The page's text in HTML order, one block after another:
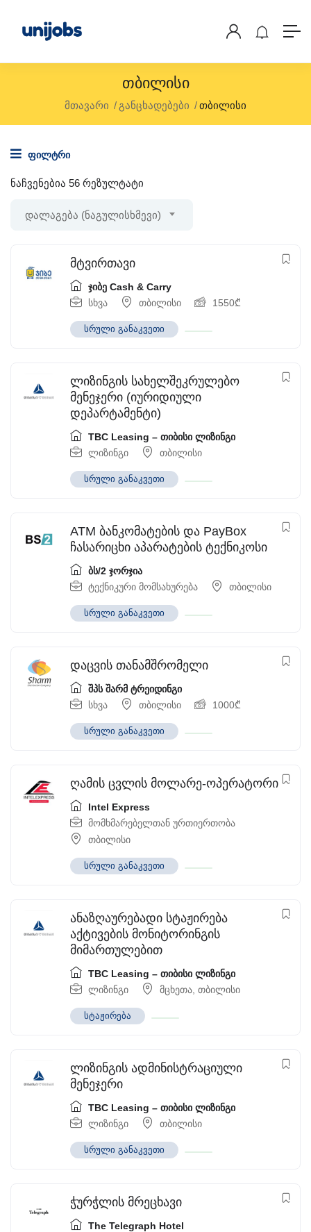
Თბილისი
მთავარი განცხადებები თბილისი
ფილტრი
ნაჩვენებია 56 რეზულტატი
დალაგება (ნაგულისხმევი)
მტვირთავი
ჯიბე Cash & Carry
სხვა
თბილისი 1550₾
სრული განაკვეთი
ლიზინგის სახელშეკრულებო
მენეჯერი (იურიდიული
დეპარტამენტი)
TBC Leasing – თიბისი ლიზინგი
ლიზინგი
თბილისი
სრული განაკვეთი
ATM ბანკომატების და PayBox
ჩასარიცხი აპარატების ტექნიკოსი
ბს/2 ჯორჯია
ტექნიკური მომსახურება
თბილისი
სრული განაკვეთი
დაცვის თანამშრომელი
შპს შარმ ტრეიდინგი
სხვა
თბილისი 1000₾
სრული განაკვეთი
ღამის ცვლის მოლარე-ოპერატორი
Intel Express
მომხმარებელთან ურთიერთობა
თბილისი
სრული განაკვეთი
ანაზღაურებადი სტაჟირება
აქტივების მონიტორინგის
მიმართულებით
TBC Leasing – თიბისი ლიზინგი
ლიზინგი
მცხეთა თბილისი
სტაჟირება
ლიზინგის ადმინისტრაციული
მენეჯერი
TBC Leasing – თიბისი ლიზინგი
ლიზინგი
თბილისი
სრული განაკვეთი
ჭურჭლის მრეცხავი
The Telegraph Hotel